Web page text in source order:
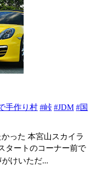
手作り村 #峠 #JDM #国
った 本宮山スカイラ
タートのコーナー前で
けいただ...